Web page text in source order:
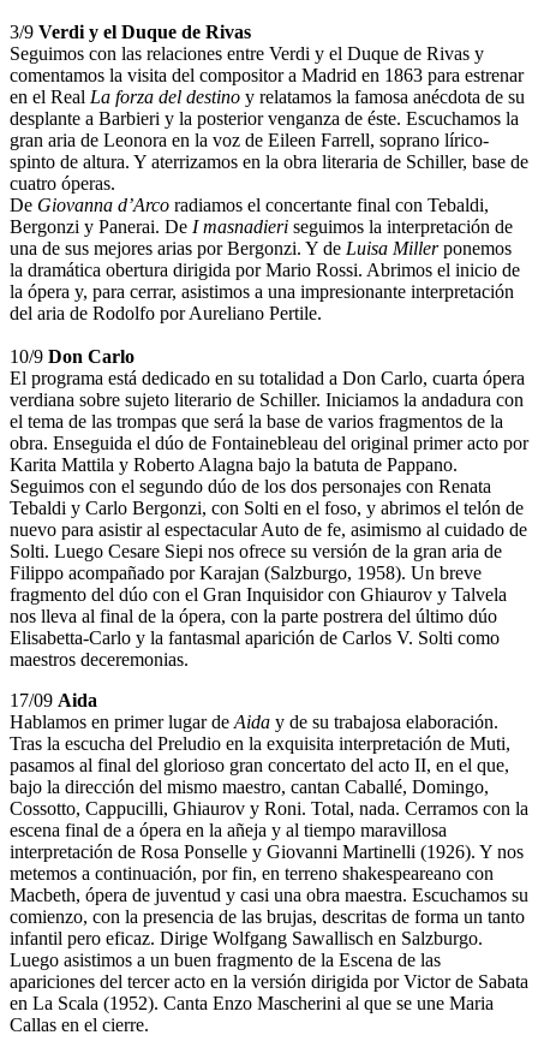
3/9 Verdi y el Duque de Rivas
Seguimos con las relaciones entre Verdi y el Duque de Rivas y
comentamos la visita del compositor a Madrid en 1863 para estrenar
en el Real La forza del destino y relatamos la famosa anécdota de su
desplante a Barbieri y la posterior venganza de éste. Escuchamos la
gran aria de Leonora en la voz de Eileen Farrell, soprano lírico-
spinto de altura. Y aterrizamos en la obra literaria de Schiller, base de
cuatro óperas.
De Giovanna d’Arco radiamos el concertante final con Tebaldi,
Bergonzi y Panerai. De I masnadieri seguimos la interpretación de
una de sus mejores arias por Bergonzi. Y de Luisa Millerponemos
la dramática obertura dirigida por Mario Rossi. Abrimos el inicio de
la ópera y, para cerrar, asistimos a una impresionante interpretación
del aria de Rodolfo por Aureliano Pertile.
10/9 Don Carlo
El programa está dedicado en su totalidad a Don Carlo, cuarta ópera
verdiana sobre sujeto literario de Schiller. Iniciamos la andadura con
el tema de las trompas que será la base de varios fragmentos de la
obra. Enseguida el dúo de Fontainebleau del original primer acto por
Karita Mattila y Roberto Alagna bajo la batuta de Pappano.
Seguimos con el segundo dúo de los dos personajes con Renata
Tebaldi y Carlo Bergonzi, con Solti en el foso, y abrimos el telón de
nuevo para asistir al espectacular Auto de fe, asimismo al cuidado de
Solti. Luego Cesare Siepi nos ofrece su versión de la gran aria de
Filippo acompañado por Karajan (Salzburgo, 1958). Un breve
fragmento del dúo con el Gran Inquisidor con Ghiaurov y Talvela
nos lleva al final de la ópera, con la parte postrera del último dúo
Elisabetta-Carlo y la fantasmal aparición de Carlos V. Solti como
maestros deceremonias.
17/09 Aida
Hablamos en primer lugar de Aida y de su trabajosa elaboración.
Tras la escucha del Preludio en la exquisita interpretación de Muti,
pasamos al final del glorioso gran concertato del acto II, en el que,
bajo la dirección del mismo maestro, cantan Caballé, Domingo,
Cossotto, Cappucilli, Ghiaurov y Roni. Total, nada. Cerramos con la
escena final de a ópera en la añeja y al tiempo maravillosa
interpretación de Rosa Ponselle y Giovanni Martinelli (1926). Y nos
metemos a continuación, por fin, en terreno shakespeareano con
Macbeth, ópera de juventud y casi una obra maestra. Escuchamos su
comienzo, con la presencia de las brujas, descritas de forma un tanto
infantil pero eficaz. Dirige Wolfgang Sawallisch en Salzburgo.
Luego asistimos a un buen fragmento de la Escena de las
apariciones del tercer acto en la versión dirigida por Victor de Sabata
en La Scala (1952). Canta Enzo Mascherini al que se une Maria
Callas en el cierre.